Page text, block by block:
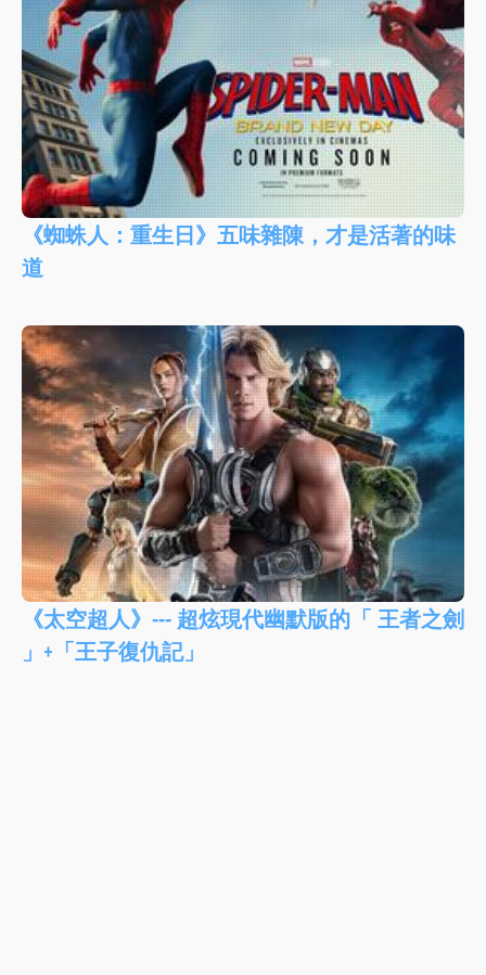
《蜘蛛人：重生日》五味雜陳，才是活著的味
道
《太空超人》--- 超炫現代幽默版的「 王者之劍
」+「王子復仇記」